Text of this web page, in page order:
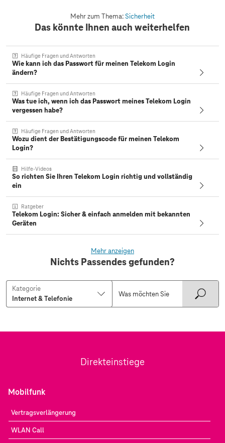
Mehr zum Thema:Sicherheit
Das könnte Ihnen auch weiterhelfen
Häufige Fragen und Antworten
Wie kann ich das Passwort für meinen Telekom Login
ändern?
Häufige Fragen und Antworten
Was tue ich, wenn ich das Passwort meines Telekom Login
vergessen habe?
Häufige Fragen und Antworten
Wozu dient der Bestätigungscode für meinen Telekom
Login?
Hilfe-Videos
So richten Sie Ihren Telekom Login richtig und vollständig
ein
Ratgeber
Telekom Login: Sicher & einfach anmelden mit bekannten
Geräten
Mehr anzeigen
Nichts Passendes gefunden?
Kategorie
Direkteinstiege
Mobilfunk
Vertragsverlängerung
WLAN Call